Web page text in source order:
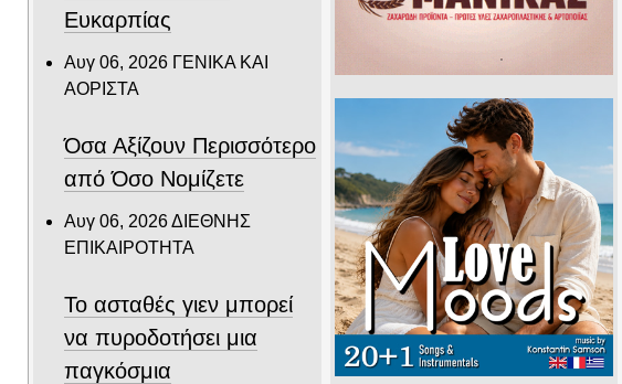
Ευκαρπίας
Αυγ 06, 2026 ΓΕΝΙΚΑ ΚΑΙ
ΑΟΡΙΣΤΑ
Όσα Αξίζουν Περισσότερο
από Όσο Νομίζετε
Αυγ 06, 2026ΔΙΕΘΝΗΣ
ΕΠΙΚΑΙΡΟΤΗΤΑ
Το ασταθές γιεν μπορεί
να πυροδοτήσει μια
παγκόσμια